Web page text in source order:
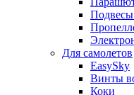
Подвесы
Для самолетов
EasySky
Винты
Коки